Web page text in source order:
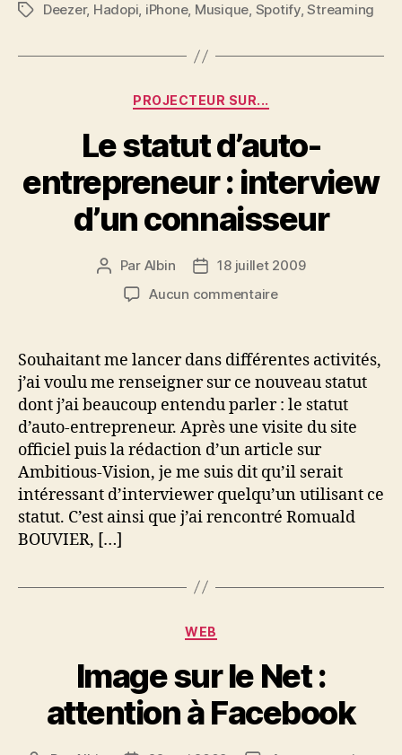
Étiquettes
Deezer, Hadopi, iPhone, Musique, Spotify,Streaming
Catégories
PROJECTEUR SUR...
Le statut d’auto-
entrepreneur : interview
d’un connaisseur
Auteur
l’article
Par Albin
Date18 juillet 2009
Aucun commentairesur
d’auto-
:
interview
d’un
connaisseur
Souhaitant me lancer dans différentes activités,
j’ai voulu me renseigner sur ce nouveau statut
dont j’ai beaucoup entendu parler : le statut
d’auto-entrepreneur. Après une visite du site
officiel puis la rédaction d’un article sur
Ambitious-Vision, je me suis dit qu’il serait
intéressant d’interviewer quelqu’un utilisant ce
statut. C’est ainsi que j’ai rencontré Romuald
BOUVIER, […]
Catégories
WEB
Image sur le Net :
attention à Facebook